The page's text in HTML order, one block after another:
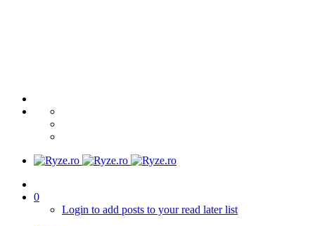
0
Login to add posts to your read later list